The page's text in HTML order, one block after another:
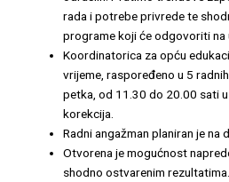
rada i potrebe privrede te
programe koji će odgovoriti na
Koordinatorica za opću
vrijeme, raspoređeno u 5
petka, od 11.30 do 20.00 sati
korekcija.
Radni angažman planiran je na
Otvorena je mogućnost
shodno ostvarenim rezultatima.